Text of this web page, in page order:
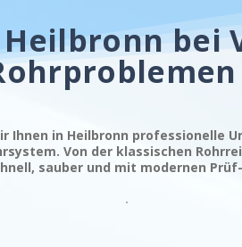
bei
Ihnen in Heilbronn professionelle
Von der klassischen
sauber und mit modernen